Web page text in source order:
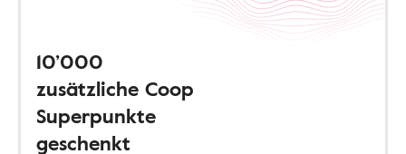
10’000
zusätzliche Coop
Superpunkte
geschenkt